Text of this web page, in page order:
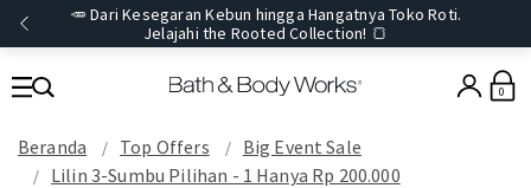
🥕 Dari Kesegaran Kebun hingga Hangatnya Toko Roti.
Jelajahi the Rooted Collection! 🍞
0
Beranda Top Offers
Big Event Sale
Lilin 3-Sumbu Pilihan - 1 Hanya Rp 200.000